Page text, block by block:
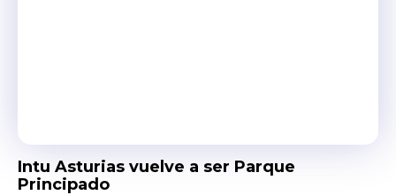
Intu Asturias vuelve a ser Parque
Principado